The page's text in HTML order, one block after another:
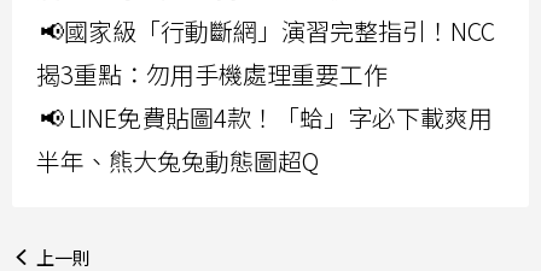
📢國家級「行動斷網」演習完整指引！NCC
揭3重點：勿用手機處理重要工作
📢 LINE免費貼圖4款！「蛤」字必下載爽用
半年、熊大兔兔動態圖超Q
上一則